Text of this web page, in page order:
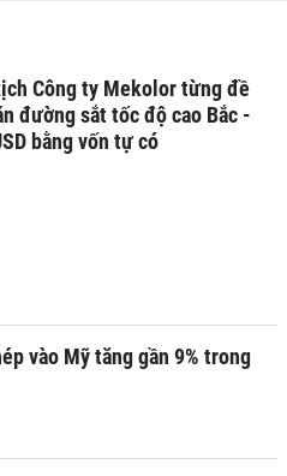
Công ty Mekolor từng đề
đường sắt tốc độ cao Bắc -
bằng vốn tự có
vào Mỹ tăng gần 9% trong